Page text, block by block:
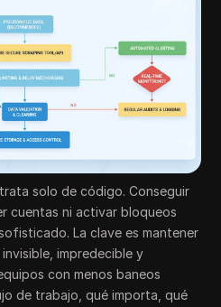
solo de código. Conseguir
cuentas ni activar bloqueos
La clave es mantener
impredecible y
con menos baneos
de trabajo, qué importa, qué